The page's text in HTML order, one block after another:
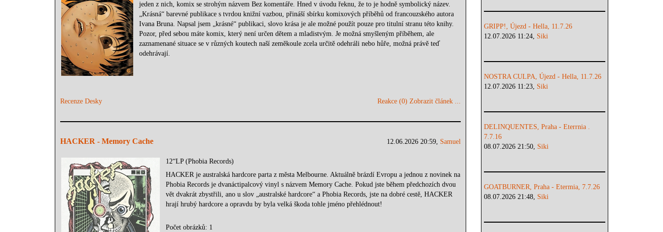
jeden z nich, komix se strohým názvem Bez komentáře. Hned v úvodu řeknu, že to je hodně symbolický název.
„Krásná“ barevné publikace s tvrdou knižní vazbou, přináší sbírku komixových příběhů od francouzského autora
Ivana Bruna. Napsal jsem „krásné“ publikaci, slovo krása je ale možné použít pouze pro titulní stranu této knihy.
Pozor, před sebou máte komix, který není určen dětem a mladistvým. Je možná smyšleným příběhem, ale
zaznamenané situace se v různých koutech naší zeměkoule zcela určitě odehráli nebo hůře, možná právě teď
odehrávají.
Recenze Desky Reakce (0) Zobrazit článek ...
12.06.2026 20:59, Samuel
HACKER - Memory Cache
12“LP (Phobia Records)
HACKER je australská hardcore parta z města Melbourne. Aktuálně brázdí Evropu a jednou z novinek na
Phobia Records je dvanáctipalcový vinyl s názvem Memory Cache. Pokud jste během předchozích dvou
vět dvakrát zbystřili, ano u slov „australské hardcore“ a Phobia Records, jste na dobré cestě, HACKER
hrají hrubý hardcore a opravdu by byla velká škoda tohle jméno přehlédnout!
Počet obrázků: 1
GRIPP!, Újezd - Hella, 11.7.26
12.07.2026 11:24, Siki
NOSTRA CULPA, Újezd - Hella, 11.7.26
12.07.2026 11:23, Siki
DELINQUENTES, Praha - Eterrnia .
7.7.16
08.07.2026 21:50, Siki
GOATBURNER, Praha - Etermia, 7.7.26
08.07.2026 21:48, Siki